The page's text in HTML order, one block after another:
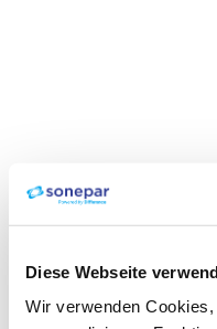
Diese Webseite
Wir verwenden